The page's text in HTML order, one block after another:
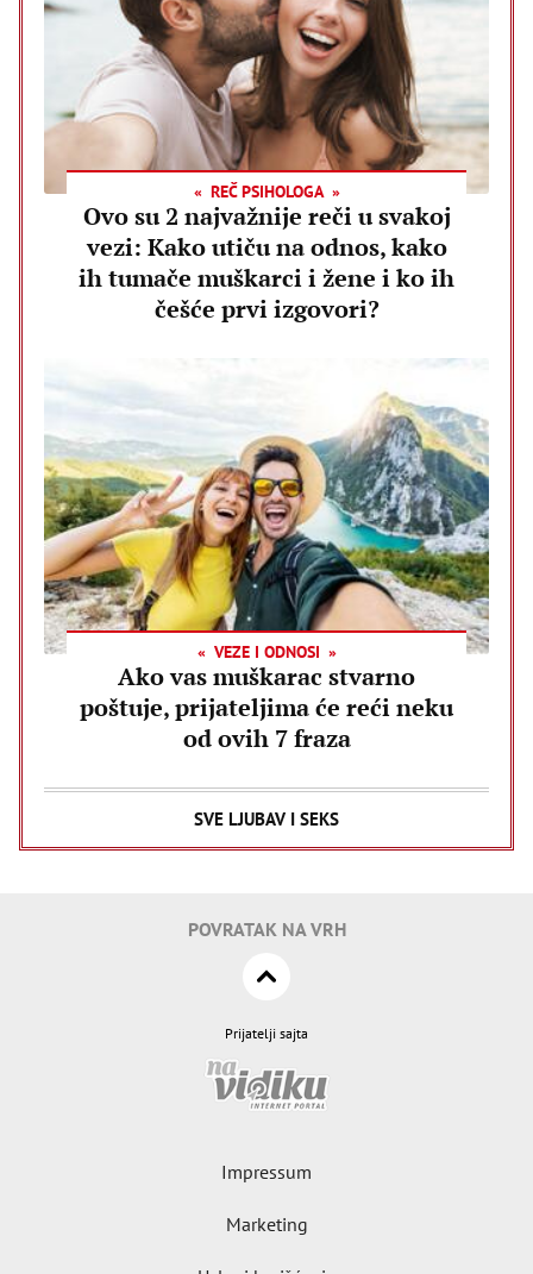
REČ PSIHOLOGA
Ovo su 2 najvažnije reči u svakoj
vezi: Kako utiču na odnos, kako
ih tumače muškarci i žene i ko ih
češće prvi izgovori?
VEZE I ODNOSI
Ako vas muškarac stvarno
poštuje, prijateljima će reći neku
od ovih 7 fraza
SVE LJUBAV I SEKS
POVRATAK NA VRH
Prijatelji sajta
Impressum
Marketing